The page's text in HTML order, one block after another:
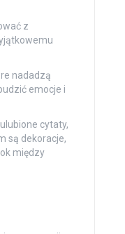
z
nadadzą
emocje i
cytaty,
są dekoracje,
między